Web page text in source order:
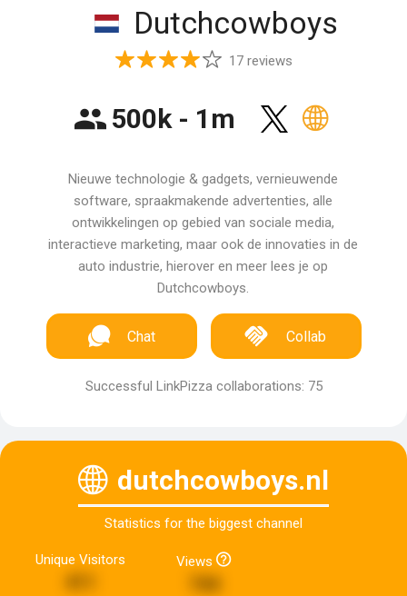
Dutchcowboys
17 reviews
500k - 1m
Nieuwe technologie & gadgets, vernieuwende
software, spraakmakende advertenties, alle
ontwikkelingen op gebied van sociale media,
interactieve marketing, maar ook de innovaties in de
auto industrie, hierover en meer lees je op
Dutchcowboys.
Chat Collab
Successful LinkPizza collaborations: 75
dutchcowboys.nl
Statistics for the biggest channel
Unique Visitors Views
744